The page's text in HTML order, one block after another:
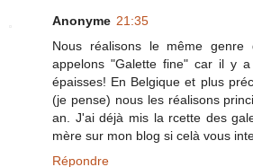
Anonyme 21:35
Nous réalisons le même genre
appelons "Galette fine" car il y
épaisses! En Belgique et plus
(je pense) nous les réalisons
an. J'ai déjà mis la rcette des
mère sur mon blog si celà vous
Répondre